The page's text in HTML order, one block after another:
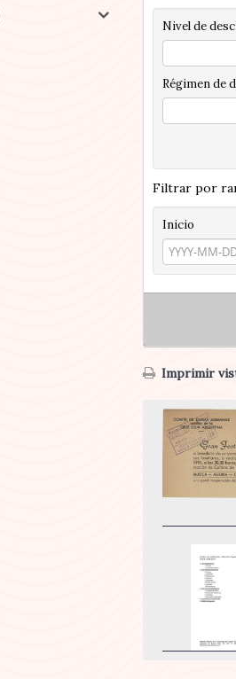
Nivel de
Régimen de
Filtrar por
Inicio
Imprimir